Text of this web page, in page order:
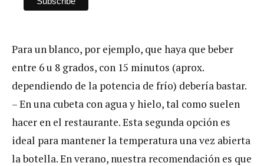
Para un blanco, por ejemplo, que haya que beber
entre 6 u 8 grados, con 15 minutos (aprox.
dependiendo de la potencia de frío) debería bastar.
– En una cubeta con agua y hielo, tal como suelen
hacer en el restaurante. Esta segunda opción es
ideal para mantener la temperatura una vez abierta
la botella. En verano, nuestra recomendación es que